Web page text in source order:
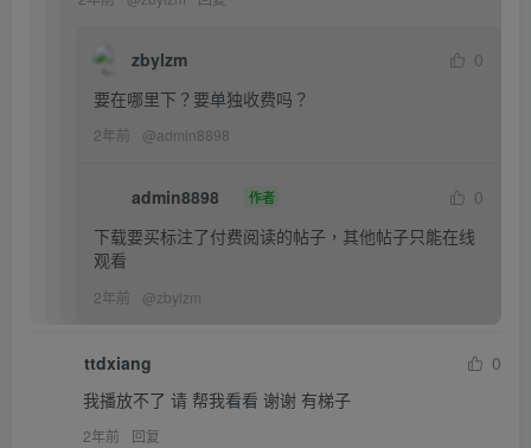
zbylzm
0
要在哪里下？要单独收费吗？
2年前 @admin8898
admin8898 作者
0
下载要买标注了付费阅读的帖子，其他帖子只能在线
观看
2年前 @zbylzm
ttdxiang
0
我播放不了 请 帮我看看 谢谢 有梯子
2年前 回复